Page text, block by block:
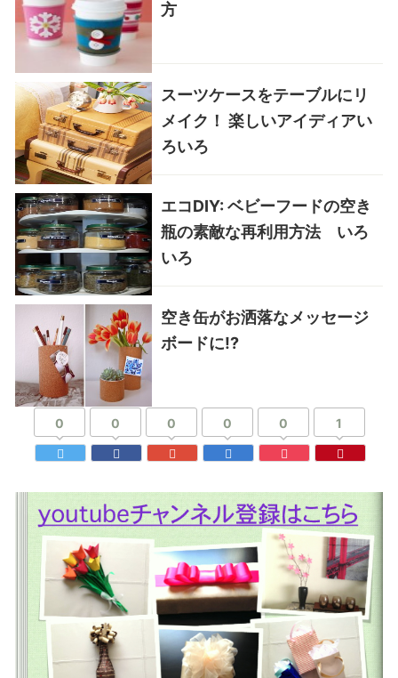
方
スーツケースをテーブルにリ
メイク！ 楽しいアイディアい
ろいろ
エコDIY: ベビーフードの空き
瓶の素敵な再利用方法 いろ
いろ
空き缶がお洒落なメッセージ
ボードに!?
0 0 0 0 0 1